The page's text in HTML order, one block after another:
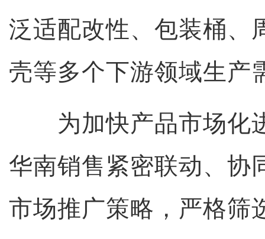
泛适配改性、包装桶、
壳等多个下游领域生产
为加快产品市场化
华南销售紧密联动、协
市场推广策略，严格筛